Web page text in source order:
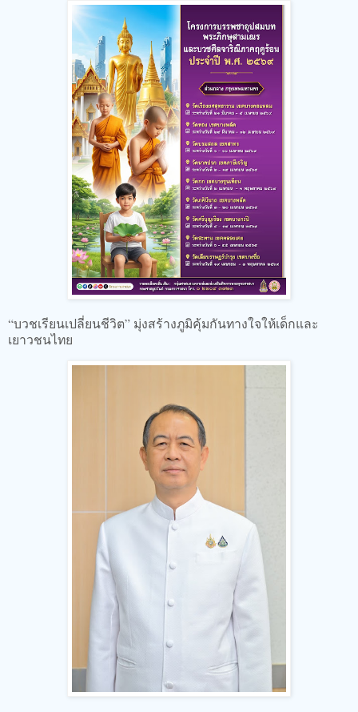
“บวชเรียนเปลี่ยนชีวิต” มุ่งสร้างภูมิคุ้มกันทางใจให้เด็กและ
เยาวชนไทย